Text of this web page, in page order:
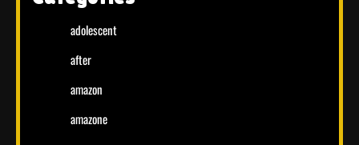
adolescent
after
amazon
amazone